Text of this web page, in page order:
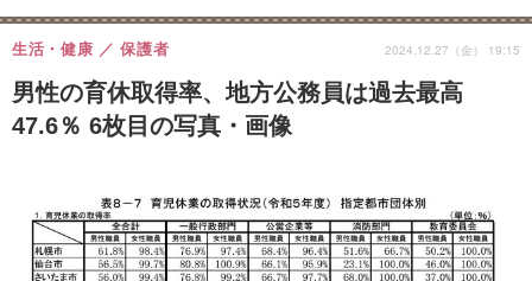
男性の育休取得率、地方公務員は過去最高
47.6％ 6枚目の写真・画像
生活・健康 保護者 2024.12.27（金） 19:15